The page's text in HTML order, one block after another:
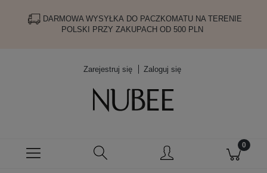
DARMOWA WYSYŁKA DO PACZKOMATU NA TERENIE
POLSKI PRZY ZAKUPACH OD 500 PLN
Zarejestruj się Zaloguj się